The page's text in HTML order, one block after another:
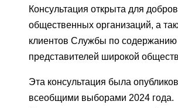
Консультация открыта для
общественных организаций, а
клиентов Службы по содержанию
представителей широкой
Эта консультация была
всеобщими выборами 2024 года.